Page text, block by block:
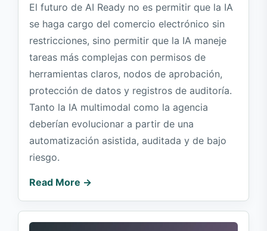
El futuro de AI Ready no es permitir que la IA
se haga cargo del comercio electrónico sin
restricciones, sino permitir que la IA maneje
tareas más complejas con permisos de
herramientas claros, nodos de aprobación,
protección de datos y registros de auditoría.
Tanto la IA multimodal como la agencia
deberían evolucionar a partir de una
automatización asistida, auditada y de bajo
riesgo.
Read More →